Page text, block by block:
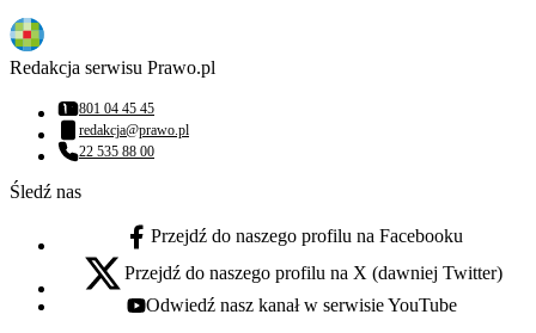
Redakcja serwisu Prawo.pl
Numer telefonu:
801 04 45 45
Adres email:
redakcja@prawo.pl
Numer telefonu:
22 535 88 00
Śledź nas
facebook - otwiera się w nowej karcie
Przejdź do naszego profilu na Facebooku
x - otwiera się w nowej karcie
Przejdź do naszego profilu na X (dawniej Twitter)
youtube - otwiera się w nowej karcie
Odwiedź nasz kanał w serwisie YouTube